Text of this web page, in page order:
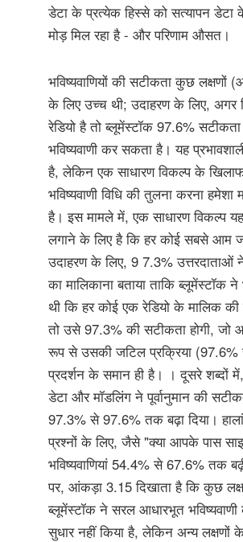
डेटा के प्रत्येक हिस्से को सत्यापन
मोड़ मिल रहा है - और परिणाम औसत।
भविष्यवाणियों की सटीकता कुछ लक्षणों
के लिए उच्च थी; उदाहरण के लिए, अगर
रेडियो है तो ब्लूमेंस्टॉक 97.6%
भविष्यवाणी कर सकता है। यह
है, लेकिन एक साधारण विकल्प के
भविष्यवाणी विधि की तुलना करना हमेशा
है। इस मामले में, एक साधारण विकल्प
लगाने के लिए है कि हर कोई सबसे आम
उदाहरण के लिए, 9 7.3% उत्तरदाताओं
का मालिकाना बताया ताकि ब्लूमेंस्टॉक ने
थी कि हर कोई एक रेडियो के मालिक की
तो उसे 97.3% की सटीकता होगी, जो
रूप से उसकी जटिल प्रक्रिया
प्रदर्शन के समान ही है। । दूसरे शब्दों
डेटा और मॉडलिंग ने पूर्वानुमान की
97.3% से 97.6% तक बढ़ा दिया।
प्रश्नों के लिए, जैसे "क्या आपके पास
भविष्यवाणियां 54.4% से 67.6% तक
पर, आंकड़ा 3.15 दिखाता है कि कुछ
ब्लूमेंस्टॉक ने सरल आधारभूत
सुधार नहीं किया है, लेकिन अन्य लक्षणों